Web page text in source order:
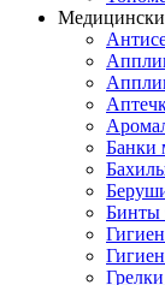
Банки
Бинты